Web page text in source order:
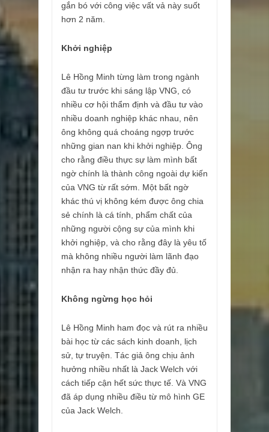
gắn bó với công việc vất vả này suốt
hơn 2 năm.
Khởi nghiệp
Lê Hồng Minh từng làm trong ngành
đầu tư trước khi sáng lập VNG, có
nhiều cơ hội thẩm định và đầu tư vào
nhiều doanh nghiệp khác nhau, nên
ông không quá choáng ngợp trước
những gian nan khi khởi nghiệp. Ông
cho rằng điều thực sự làm mình bất
ngờ chính là thành công ngoài dự kiến
của VNG từ rất sớm. Một bất ngờ
khác thú vị không kém được ông chia
sẻ chính là cá tính, phẩm chất của
những người cộng sự của mình khi
khởi nghiệp, và cho rằng đây là yêu tố
mà không nhiều người làm lãnh đạo
nhận ra hay nhận thức đầy đủ.
Không ngừng học hỏi
Lê Hồng Minh ham đọc và rút ra nhiều
bài học từ các sách kinh doanh, lịch
sử, tự truyện. Tác giả ông chịu ảnh
hưởng nhiều nhất là Jack Welch với
cách tiếp cận hết sức thực tế. Và VNG
đã áp dụng nhiều điều từ mô hình GE
của Jack Welch.